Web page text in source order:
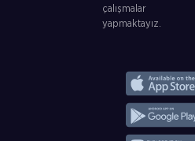
çalışmalar
yapmaktayız.